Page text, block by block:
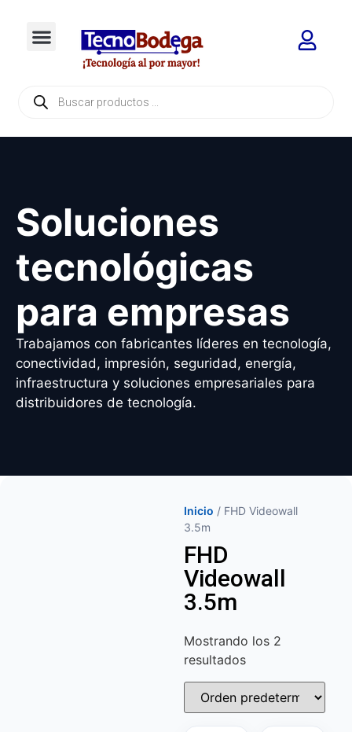
Soluciones
tecnológicas
para empresas
Trabajamos con fabricantes líderes en tecnología,
conectividad, impresión, seguridad, energía,
infraestructura y soluciones empresariales para
distribuidores de tecnología.
Inicio / FHD Videowall
3.5m
FHD
Videowall
3.5m
Mostrando los 2
resultados